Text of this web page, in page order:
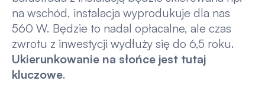
na wschód, instalacja wyprodukuje dla nas
560 W. Będzie to nadal opłacalne, ale czas
zwrotu z inwestycji wydłuży się do 6,5 roku.
Ukierunkowanie na słońce jest tutaj
kluczowe.